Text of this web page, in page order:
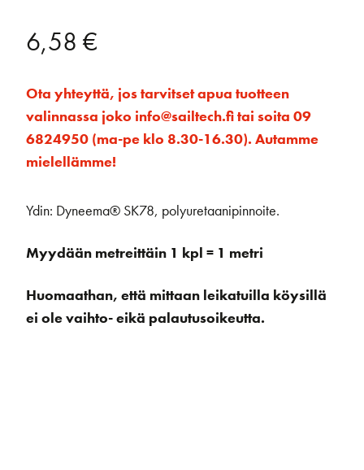
6,58 €
Ota yhteyttä, jos tarvitset apua tuotteen
valinnassa joko info@sailtech.fi tai soita 09
6824950 (ma-pe klo 8.30-16.30). Autamme
mielellämme!
Ydin: Dyneema® SK78, polyuretaanipinnoite.
Myydään metreittäin 1 kpl = 1 metri
Huomaathan, että mittaan leikatuilla köysillä
ei ole vaihto- eikä palautusoikeutta.